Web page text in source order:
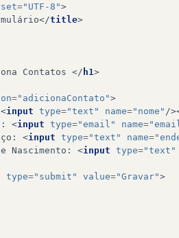
="UTF-8">
</title>
Contatos </ h1>
="adicionaContato">
<input type="text" name="nome" /
<input type="email" name=
<input type="text" name=
de Nascimento:
<input type="text"
type="submit" value="Gravar">